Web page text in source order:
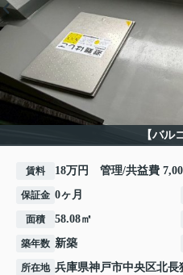
【バル
賃料 18万円 管理/共益費
保証金 0ヶ月
面積 58.08㎡
築年数 新築
所在地 兵庫県神戸市中央区北長